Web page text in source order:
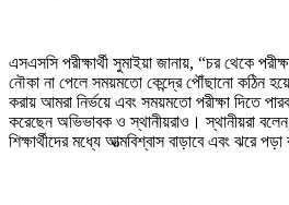
এসএসসি পরীক্ষার্থী সুমাইয়া জানায়, “চর থেকে
নৌকা না পেলে সময়মতো কেন্দ্রে পৌঁছানো কঠিন
করায় আমরা নির্ভয়ে এবং সময়মতো পরীক্ষা দিতে
করেছেন অভিভাবক ও স্থানীয়রাও। স্থানীয়রা
শিক্ষার্থীদের মধ্যে আত্মবিশ্বাস বাড়াবে এবং ঝরে